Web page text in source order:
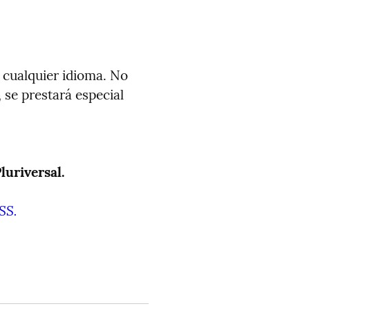
cualquier idioma. No
prestará especial